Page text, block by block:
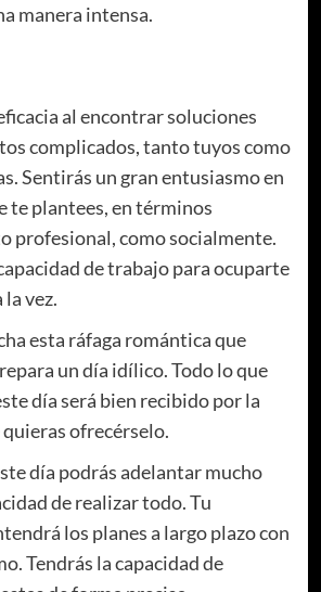
manera intensa.
al encontrar soluciones
complicados, tanto tuyos como
Sentirás un gran entusiasmo en
te plantees, en términos
profesional, como socialmente.
de trabajo para ocuparte
la vez.
esta ráfaga romántica que
un día idílico. Todo lo que
día será bien recibido por la
quieras ofrecérselo.
día podrás adelantar mucho
de realizar todo. Tu
los planes a largo plazo con
Tendrás la capacidad de